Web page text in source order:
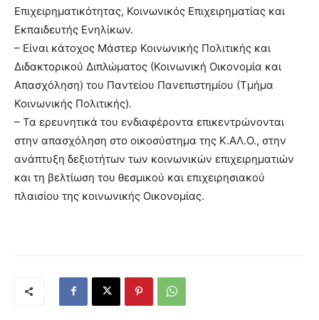
Επιχειρηματικότητας, Κοινωνικός Επιχειρηματίας και
Εκπαιδευτής Ενηλίκων.
– Είναι κάτοχος Μάστερ Κοινωνικής Πολιτικής και
Διδακτορικού Διπλώματος (Κοινωνική Οικονομία και
Απασχόληση) του Παντείου Πανεπιστημίου (Τμήμα
Κοινωνικής Πολιτικής).
– Τα ερευνητικά του ενδιαφέροντα επικεντρώνονται
στην απασχόληση στο οικοσύστημα της Κ.ΑΛ.Ο., στην
ανάπτυξη δεξιοτήτων των κοινωνικών επιχειρηματιών
και τη βελτίωση του θεσμικού και επιχειρησιακού
πλαισίου της κοινωνικής Οικονομίας.